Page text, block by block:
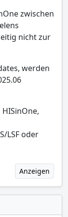
zwischen
nicht zur
werden
LSF oder
Anzeigen